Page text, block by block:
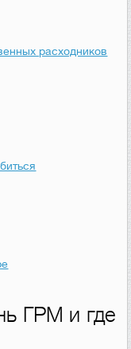
расходников
ГРМ и где